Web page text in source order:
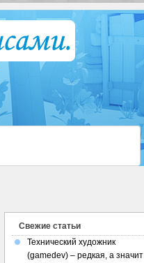
Свежие статьи
Технический художник
(gamedev) – редкая, а значит